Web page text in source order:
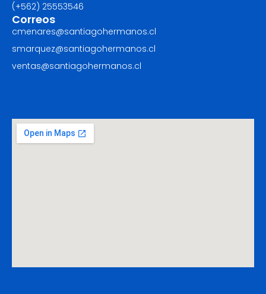
(+562) ‪25553546
Correos
cmenares@santiagohermanos.cl
smarquez@santiagohermanos.cl
ventas@santiagohermanos.cl